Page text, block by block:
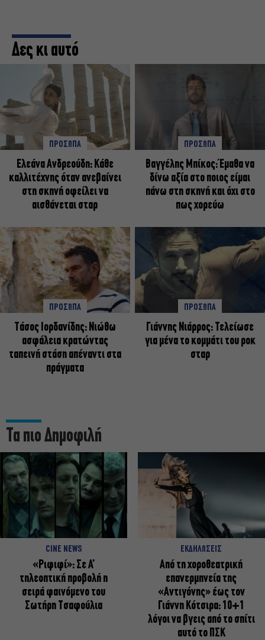
Δες κι αυτό
ΠΡΟΣΩΠΑ
Ελεάνα Ανδρεούδη: Κάθε
καλλιτέχνης όταν ανεβαίνει
στη σκηνή οφείλει να
αισθάνεται σταρ
ΠΡΟΣΩΠΑ
Βαγγέλης Μπίκος: Έμαθα να
δίνω αξία στο ποιος είμαι
πάνω στη σκηνή και όχι στο
πως χορεύω
ΠΡΟΣΩΠΑ
Tάσος Ιορδανίδης: Νιώθω
ασφάλεια κρατώντας
ταπεινή στάση απέναντι στα
πράγματα
ΠΡΟΣΩΠΑ
Γιάννης Νιάρρος: Τελείωσε
για μένα το κομμάτι του ροκ
σταρ
Τα πιο Δημοφιλή
CINE NEWS
«Ριφιφί»: Σε Α’
τηλεοπτική προβολή η
σειρά φαινόμενο του
Σωτήρη Τσαφούλια
ΕΚΔΗΛΩΣΕΙΣ
Από τη χοροθεατρική
επανερμηνεία της
«Αντιγόνης» έως τον
Γιάννη Κότσιρα: 10+1
λόγοι να βγεις από το σπίτι
αυτό το ΠΣΚ